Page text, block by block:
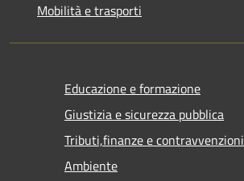
Mobilità e trasporti
Educazione e formazione
Giustizia e sicurezza pubblica
Tributi,finanze e contravvenzioni
Ambiente